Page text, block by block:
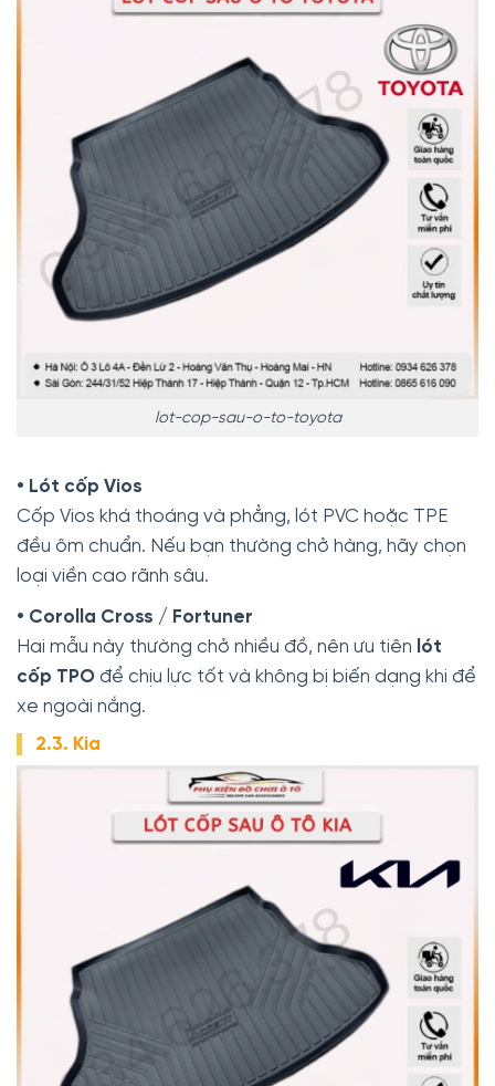
lot-cop-sau-o-to-toyota
• Lót cốp Vios
Cốp Vios khá thoáng và phẳng, lót PVC hoặc TPE
đều ôm chuẩn. Nếu bạn thường chở hàng, hãy chọn
loại viền cao rãnh sâu.
• Corolla Cross / Fortuner
Hai mẫu này thường chở nhiều đồ, nên ưu tiên lót
cốp TPO để chịu lực tốt và không bị biến dạng khi để
xe ngoài nắng.
2.3. Kia